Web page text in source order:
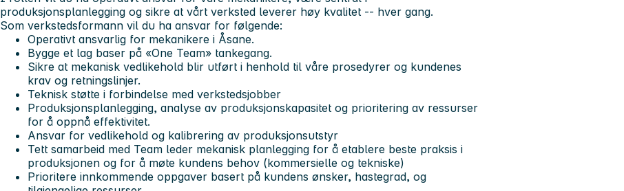
produksjonsplanlegging og sikre at vårt verksted leverer høy kvalitet -- hver gang.
Som verkstedsformann vil du ha ansvar for følgende:
Operativt ansvarlig for mekanikere i Åsane.
Bygge et lag baser på «One Team» tankegang.
Sikre at mekanisk vedlikehold blir utført i henhold til våre prosedyrer og kundenes
krav og retningslinjer.
Teknisk støtte i forbindelse med verkstedsjobber
Produksjonsplanlegging, analyse av produksjonskapasitet og prioritering av ressurser
for å oppnå effektivitet.
Ansvar for vedlikehold og kalibrering av produksjonsutstyr
Tett samarbeid med Team leder mekanisk planlegging for å etablere beste praksis i
produksjonen og for å møte kundens behov (kommersielle og tekniske)
Prioritere innkommende oppgaver basert på kundens ønsker, hastegrad, og